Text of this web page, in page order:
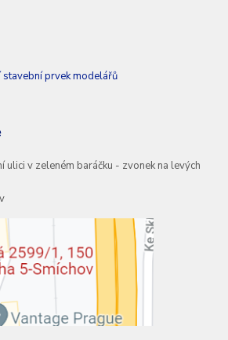
prvek modelářů
ulici v zeleném baráčku - zvonek na levých